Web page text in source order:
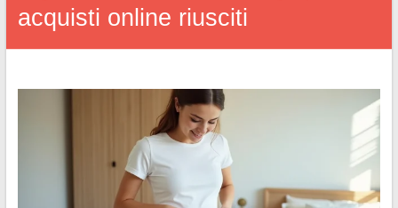
acquisti online riusciti